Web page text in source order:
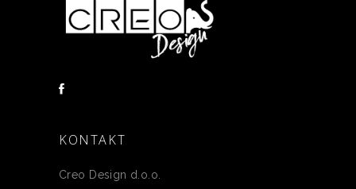
KONTAKT
Creo Design d.o.o.